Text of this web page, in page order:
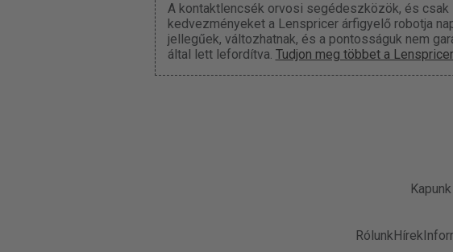
A kontaktlencsék orvosi segédeszközök, és
kedvezményeket a Lenspricer árfigyelő robotja
jellegűek, változhatnak, és a pontosságuk nem
által lett lefordítva. Tudjon meg többet a
RólunkHírek